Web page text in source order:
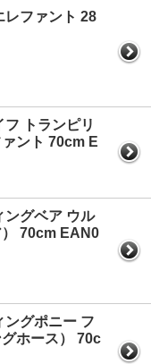
レファント 28
フ トランピリ
ント 70cm E
ングベア ウル
70cm EAN0
ングポニー フ
ホース） 70c